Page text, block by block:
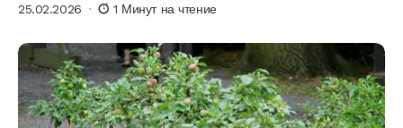
25.02.2026 1 Минут на чтение